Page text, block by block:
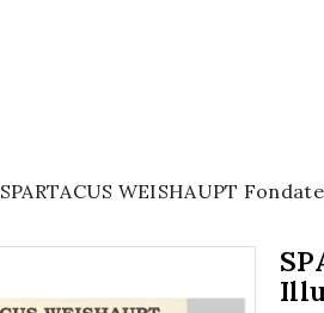
SPARTACUS WEISHAUPT